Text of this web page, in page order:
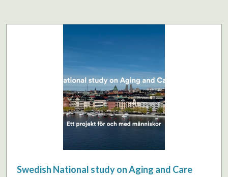
Swedish National study on Aging and Care